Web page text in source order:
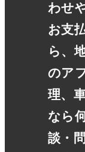
わせ
お支
ら、
のア
理、
なら
談・